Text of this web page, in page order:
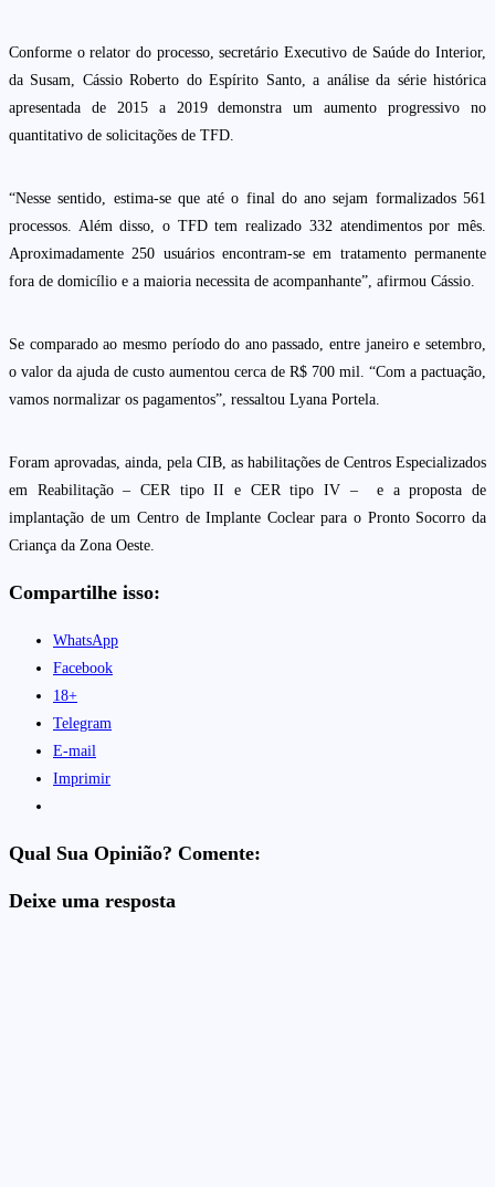
Conforme o relator do processo, secretário Executivo de Saúde do Interior,
da Susam, Cássio Roberto do Espírito Santo, a análise da série histórica
apresentada de 2015 a 2019 demonstra um aumento progressivo no
quantitativo de solicitações de TFD.
“Nesse sentido, estima-se que até o final do ano sejam formalizados 561
processos. Além disso, o TFD tem realizado 332 atendimentos por mês.
Aproximadamente 250 usuários encontram-se em tratamento permanente
fora de domicílio e a maioria necessita de acompanhante”, afirmou Cássio.
Se comparado ao mesmo período do ano passado, entre janeiro e setembro,
o valor da ajuda de custo aumentou cerca de R$ 700 mil. “Com a pactuação,
vamos normalizar os pagamentos”, ressaltou Lyana Portela.
Foram aprovadas, ainda, pela CIB, as habilitações de Centros Especializados
em Reabilitação – CER tipo II e CER tipo IV – e a proposta de
implantação de um Centro de Implante Coclear para o Pronto Socorro da
Criança da Zona Oeste.
Compartilhe isso:
WhatsApp
Facebook
18+
Telegram
E-mail
Imprimir
Qual Sua Opinião? Comente:
Deixe uma resposta